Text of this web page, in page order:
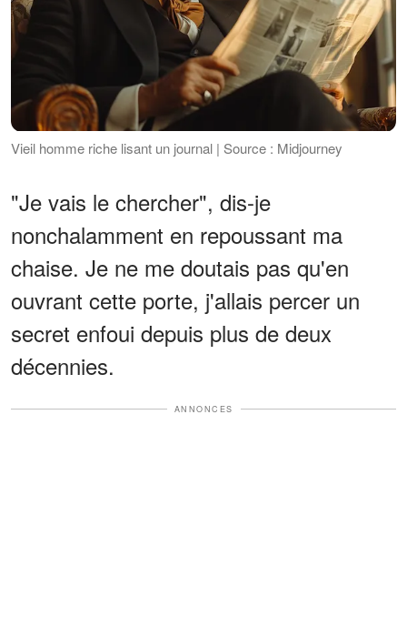
Vieil homme riche lisant un journal | Source : Midjourney
"Je vais le chercher", dis-je
nonchalamment en repoussant ma
chaise. Je ne me doutais pas qu'en
ouvrant cette porte, j'allais percer un
secret enfoui depuis plus de deux
décennies.
ANNONCES